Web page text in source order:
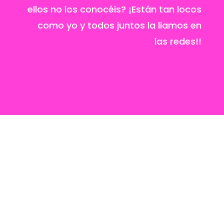
ellos no los conocéis? ¡Están tan locos
como yo y todos juntos la liamos en
las redes!!